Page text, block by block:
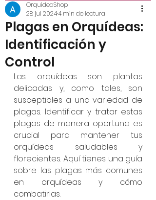
Plagas en Orquídeas:
Identificación y
Control
OrquideaShop
28 jul 20244 min de lectura
Las orquídeas son plantas
delicadas y, como tales, son
susceptibles a una variedad de
plagas. Identificar y tratar estas
plagas de manera oportuna es
crucial para mantener tus
orquídeas saludables y
florecientes. Aquí tienes una guía
sobre las plagas más comunes
en orquídeas y cómo
combatirlas.